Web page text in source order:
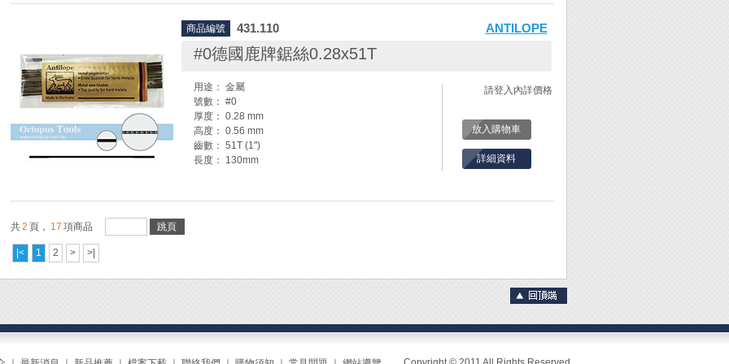
◆ 安裝鋸條時，鋸條一定要調緊，否則會很容易斷!
鋸絲安裝方法:
1.先將活動鋸弓調整到配合鋸絲長度的間距。(固定式鋸
弓則不需調整)
2.鬆開鋸弓上下端的固定螺絲。
3.將鋸絲(條)放入鋸弓上下端鐵片處夾入。
4.將鋸弓手柄抵在胸肩處，稍微往前壓。
5.調整鋸絲位置，並鎖緊鋸弓上下端的固定螺絲。
6.待螺絲旋緊後，即可放鬆手部姿勢。此時鋸弓會自然
擴張，鋸條會自然繃緊。
7.可撥動鋸絲來辨認鬆緊度，聲音越清脆表示鋸絲越緊
ANTILOPE
商品編號 431.110
#0德國鹿牌鋸絲0.28x51T
用途： 金屬
號數： #0
厚度： 0.28 mm
高度： 0.56 mm
齒數： 51T (1")
長度： 130mm
◆ 安裝鋸條時，鋸條一定要調緊，否則會很容易斷!
2.鬆開鋸弓上下端的固定螺絲。
6.待螺絲旋緊後，即可放鬆手部姿勢。此時鋸弓會自然
請登入內詳價格
放入購物車
詳細資料
共2 頁， 17 項商品 跳頁
|< 1 2 > >|